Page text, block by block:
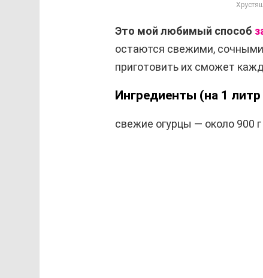
Это мой любимый способ
остаются свежими, сочными
приготовить их сможет
Ингредиенты (на 1
свежие огурцы — около 900 г